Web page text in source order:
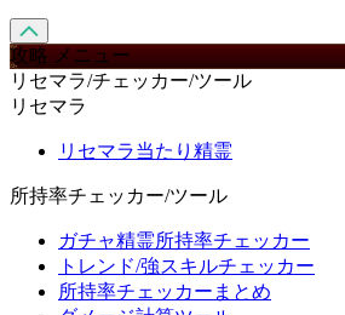
攻略 メニュー
リセマラ/チェッカー/ツール
リセマラ
リセマラ当たり精霊
所持率チェッカー/ツール
ガチャ精霊所持率チェッカー
トレンド/強スキルチェッカー
所持率チェッカーまとめ